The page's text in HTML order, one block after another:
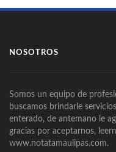
NOSOTROS
Somos un equipo de
buscamos brindarle
enterado, de antemano le
gracias por aceptarnos,
www.notatamaulipas.com.